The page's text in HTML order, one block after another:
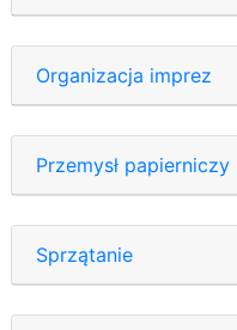
Organizacja imprez
Przemysł papierniczy
Sprzątanie